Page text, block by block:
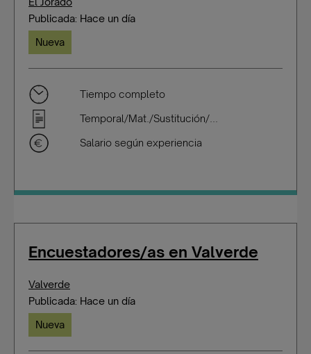
Publicada: Hace un día
Nueva
Tiempo completo
Temporal/Mat./Sustitución/...
Salario según experiencia
Encuestadores/as en Valverde
Valverde
Publicada: Hace un día
Nueva